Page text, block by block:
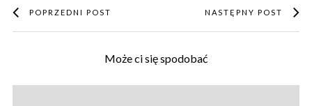
POPRZEDNI POST NASTĘPNY POST
Może ci się spodobać